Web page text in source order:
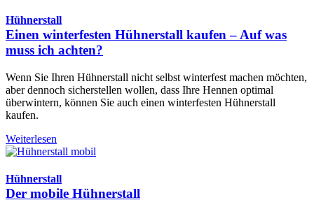
Hühnerstall
Einen winterfesten Hühnerstall kaufen – Auf was
muss ich achten?
Wenn Sie Ihren Hühnerstall nicht selbst winterfest machen möchten,
aber dennoch sicherstellen wollen, dass Ihre Hennen optimal
überwintern, können Sie auch einen winterfesten Hühnerstall
kaufen.
Weiterlesen
Hühnerstall
Der mobile Hühnerstall